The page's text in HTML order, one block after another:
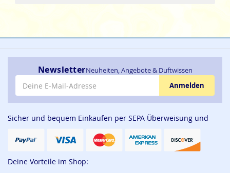
NewsletterNeuheiten, Angebote & Duftwissen
E-Mail-Adresse
Anmelden
Sicher und bequem Einkaufen per SEPA Überweisung und
Deine Vorteile im Shop: